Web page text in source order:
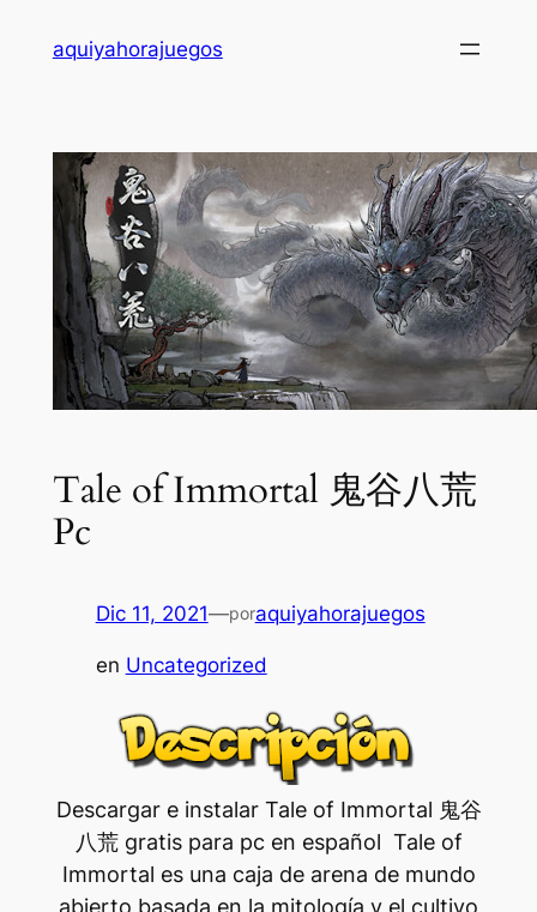
aquiyahorajuegos
Tale of Immortal 鬼谷八荒
Pc
Dic 11, 2021—poraquiyahorajuegos
en Uncategorized
Descargar e instalar Tale of Immortal 鬼谷
八荒 gratis para pc en español Tale of
Immortal es una caja de arena de mundo
abierto basada en la mitología y el cultivo